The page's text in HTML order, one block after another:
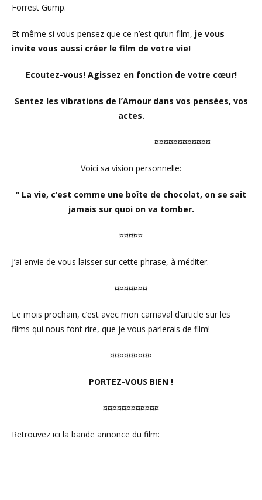
Forrest Gump.
Et même si vous pensez que ce n’est qu’un film, je vous
invite vous aussi créer le film de votre vie!
Ecoutez-vous! Agissez en fonction de votre cœur!
Sentez les vibrations de l’Amour dans vos pensées, vos
actes.
¤¤¤¤¤¤¤¤¤¤¤¤
Voici sa vision personnelle:
“ La vie, c’est comme une boîte de chocolat, on se sait
jamais sur quoi on va tomber.
¤¤¤¤¤
J’ai envie de vous laisser sur cette phrase, à méditer.
¤¤¤¤¤¤¤
Le mois prochain, c’est avec mon carnaval d’article sur les
films qui nous font rire, que je vous parlerais de film!
¤¤¤¤¤¤¤¤¤
PORTEZ-VOUS BIEN !
¤¤¤¤¤¤¤¤¤¤¤¤
Retrouvez ici la bande annonce du film: